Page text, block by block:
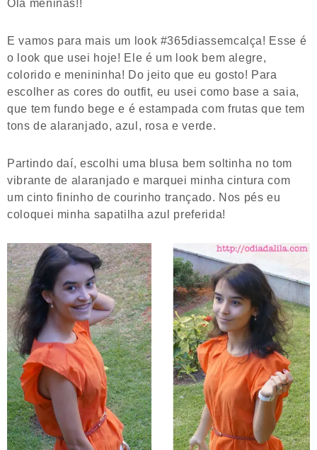
Olá meninas!!
E vamos para mais um look #365diassemcalça! Esse é
o look que usei hoje! Ele é um look bem alegre,
colorido e menininha! Do jeito que eu gosto! Para
escolher as cores do outfit, eu usei como base a saia,
que tem fundo bege e é estampada com frutas que tem
tons de alaranjado, azul, rosa e verde.
Partindo daí, escolhi uma blusa bem soltinha no tom
vibrante de alaranjado e marquei minha cintura com
um cinto fininho de courinho trançado. Nos pés eu
coloquei minha sapatilha azul preferida!